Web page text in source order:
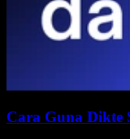
Cara Guna Dikte